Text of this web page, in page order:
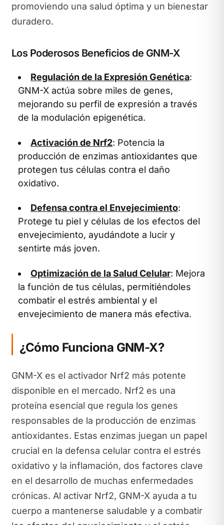
promoviendo una salud óptima y un bienestar
duradero.
Los Poderosos Beneficios de GNM-X
Regulación de la Expresión Genética:
GNM-X actúa sobre miles de genes,
mejorando su perfil de expresión a través
de la modulación epigenética.
Activación de Nrf2: Potencia la
producción de enzimas antioxidantes que
protegen tus células contra el daño
oxidativo.
Defensa contra el Envejecimiento:
Protege tu piel y células de los efectos del
envejecimiento, ayudándote a lucir y
sentirte más joven.
Optimización de la Salud Celular: Mejora
la función de tus células, permitiéndoles
combatir el estrés ambiental y el
envejecimiento de manera más efectiva.
¿Cómo Funciona GNM-X?
GNM-X es el activador Nrf2 más potente
disponible en el mercado. Nrf2 es una
proteína esencial que regula los genes
responsables de la producción de enzimas
antioxidantes. Estas enzimas juegan un papel
crucial en la defensa celular contra el estrés
oxidativo y la inflamación, dos factores clave
en el desarrollo de muchas enfermedades
crónicas. Al activar Nrf2, GNM-X ayuda a tu
cuerpo a mantenerse saludable y a combatir